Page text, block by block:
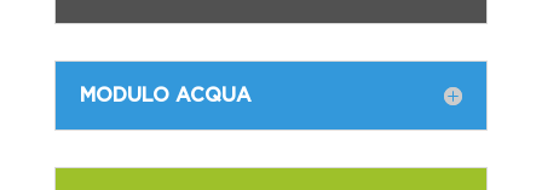
MODULO ACQUA